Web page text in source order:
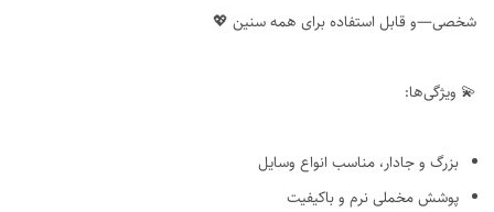
شخصی—و قابل استفاده برای همه سنین 💖
💫 ویژگی‌ها:
بزرگ و جادار، مناسب انواع وسایل
پوشش مخملی نرم و باکیفیت